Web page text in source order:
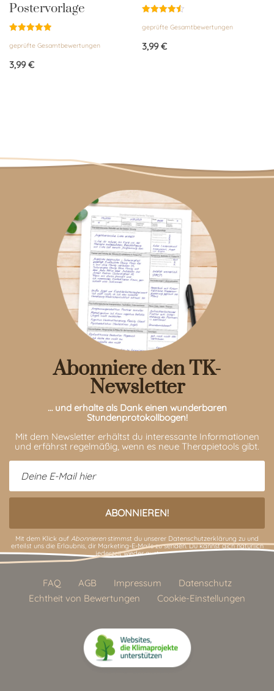
Postervorlage
mit
von 5
geprüfte Gesamtbewertungen
3,99€
mit
von 5
geprüfte Gesamtbewertungen
3,99€
Abonniere den TK-
Newsletter
… und erhalte als Dank einen wunderbaren
Stundenprotokollbogen!
Mit dem Newsletter erhältst du interessante Informationen
und erfährst regelmäßig, wenn es neue Therapietools gibt.
Mit dem Klick auf Abonnierenstimmst du unserer Datenschutzerklärung zu und
erteilst uns die Erlaubnis, dir Marketing-E-Mails zu senden. Du kannst dich natürlich
jederzeit wieder austragen.
FAQ AGB Impressum
Datenschutz
Echtheit von Bewertungen
Cookie-Einstellungen